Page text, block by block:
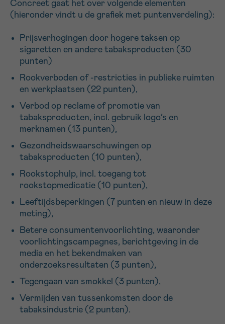
Concreet gaat het over volgende elementen
(hieronder vindt u de grafiek met puntenverdeling):
Prijsverhogingen door hogere taksen op
sigaretten en andere tabaksproducten (30
punten)
Rookverboden of -restricties in publieke ruimten
en werkplaatsen (22 punten),
Verbod op reclame of promotie van
tabaksproducten, incl. gebruik logo’s en
merknamen (13 punten),
Gezondheidswaarschuwingen op
tabaksproducten (10 punten),
Rookstophulp, incl. toegang tot
rookstopmedicatie (10 punten),
Leeftijdsbeperkingen (7 punten en nieuw in deze
meting),
Betere consumentenvoorlichting, waaronder
voorlichtingscampagnes, berichtgeving in de
media en het bekendmaken van
onderzoeksresultaten (3 punten),
Tegengaan van smokkel (3 punten),
Vermijden van tussenkomsten door de
tabaksindustrie (2 punten).